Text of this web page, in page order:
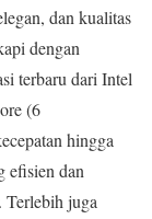
dan kualitas
dengan
terbaru dari Intel
(6
hingga
efisien dan
Terlebih juga